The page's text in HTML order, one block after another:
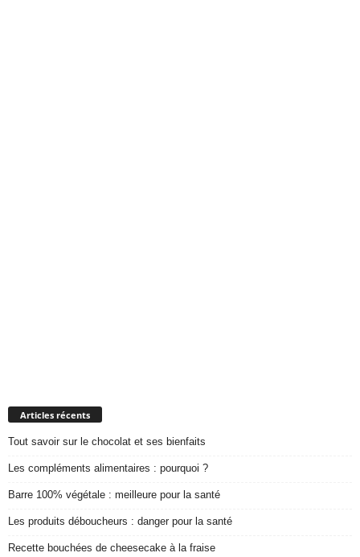
Articles récents
Tout savoir sur le chocolat et ses bienfaits
Les compléments alimentaires : pourquoi ?
Barre 100% végétale : meilleure pour la santé
Les produits déboucheurs : danger pour la santé
Recette bouchées de cheesecake à la fraise